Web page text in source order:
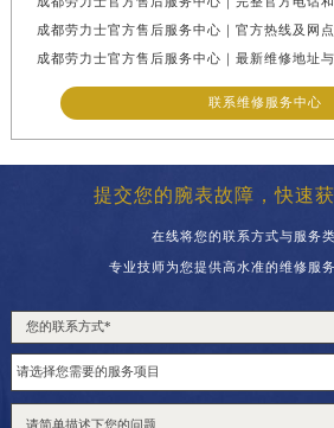
联系维修服务中心
提交您的腕表故障，快速
在线将您的联系方式与服务
专业技师为您提供高水准的维修服